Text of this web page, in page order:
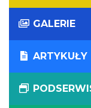
GALERIE
ARTYKUŁY